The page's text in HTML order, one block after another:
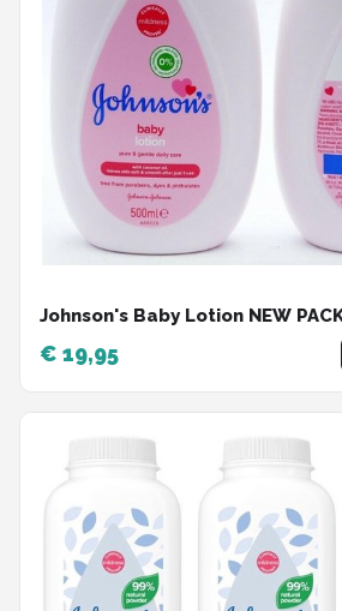
€ 19,95